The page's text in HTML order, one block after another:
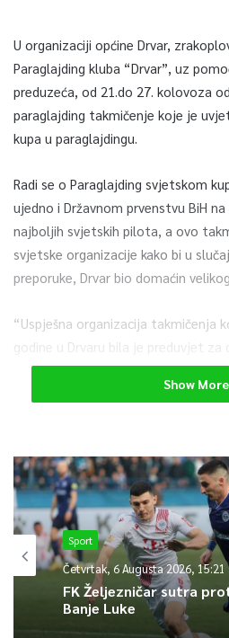
U organizaciji općine Drvar,
Paraglajding kluba “Drvar”, uz
preduzeća, od 21.do 27. kolovoza
paraglajding takmičenje koje je
kupa u paraglajdingu.
Radi se o Paraglajding svjetskom
ujedno i Državnom prvenstvu BiH
najboljih svjetskih pilota, a ovo
svjetske organizacije kako bi u
preporuke, Drvar bio domaćin
“Uspješna organizacija takmičenja
godine u Drvaru bila je preduvjet
nadamo se da će u bliskoj
svjetskoj mapi kao jedna od boljih
Kako su prenijeli iz organizacijskog
konkurentne zadatke da lete preko
to pratiti putem interneta uživo,
satelitske tehnologije za pilotsko
natjecanjima.
Navode da peraglajding natjecatelji
Show More
Sport
Četvrtak, 6 Augusta 2026, 15:21
FK Željezničar sutra
Banje Luke